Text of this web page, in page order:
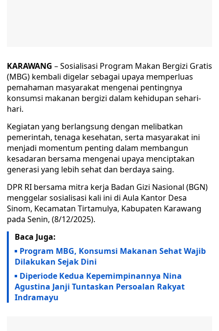
KARAWANG – Sosialisasi Program Makan Bergizi Gratis
(MBG) kembali digelar sebagai upaya memperluas
pemahaman masyarakat mengenai pentingnya
konsumsi makanan bergizi dalam kehidupan sehari-
hari.
Kegiatan yang berlangsung dengan melibatkan
pemerintah, tenaga kesehatan, serta masyarakat ini
menjadi momentum penting dalam membangun
kesadaran bersama mengenai upaya menciptakan
generasi yang lebih sehat dan berdaya saing.
DPR RI bersama mitra kerja Badan Gizi Nasional (BGN)
menggelar sosialisasi kali ini di Aula Kantor Desa
Sinom, Kecamatan Tirtamulya, Kabupaten Karawang
pada Senin, (8/12/2025).
Baca Juga:
Program MBG, Konsumsi Makanan Sehat Wajib
Dilakukan Sejak Dini
Diperiode Kedua Kepemimpinannya Nina
Agustina Janji Tuntaskan Persoalan Rakyat
Indramayu